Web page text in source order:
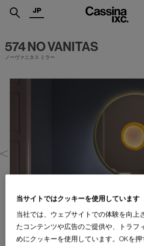
.
PRODUCTS
SERVICES
PROFESSIONAL
ONLINE STORE
JP
574 NO VANITAS
ノーヴァニタス ミラー
当サイトではクッキーを使用しています
当社では、ウェブサイトでの体験を向上
たコンテンツや広告のご提供や、トラフ
めにクッキーを使用しています。OKを